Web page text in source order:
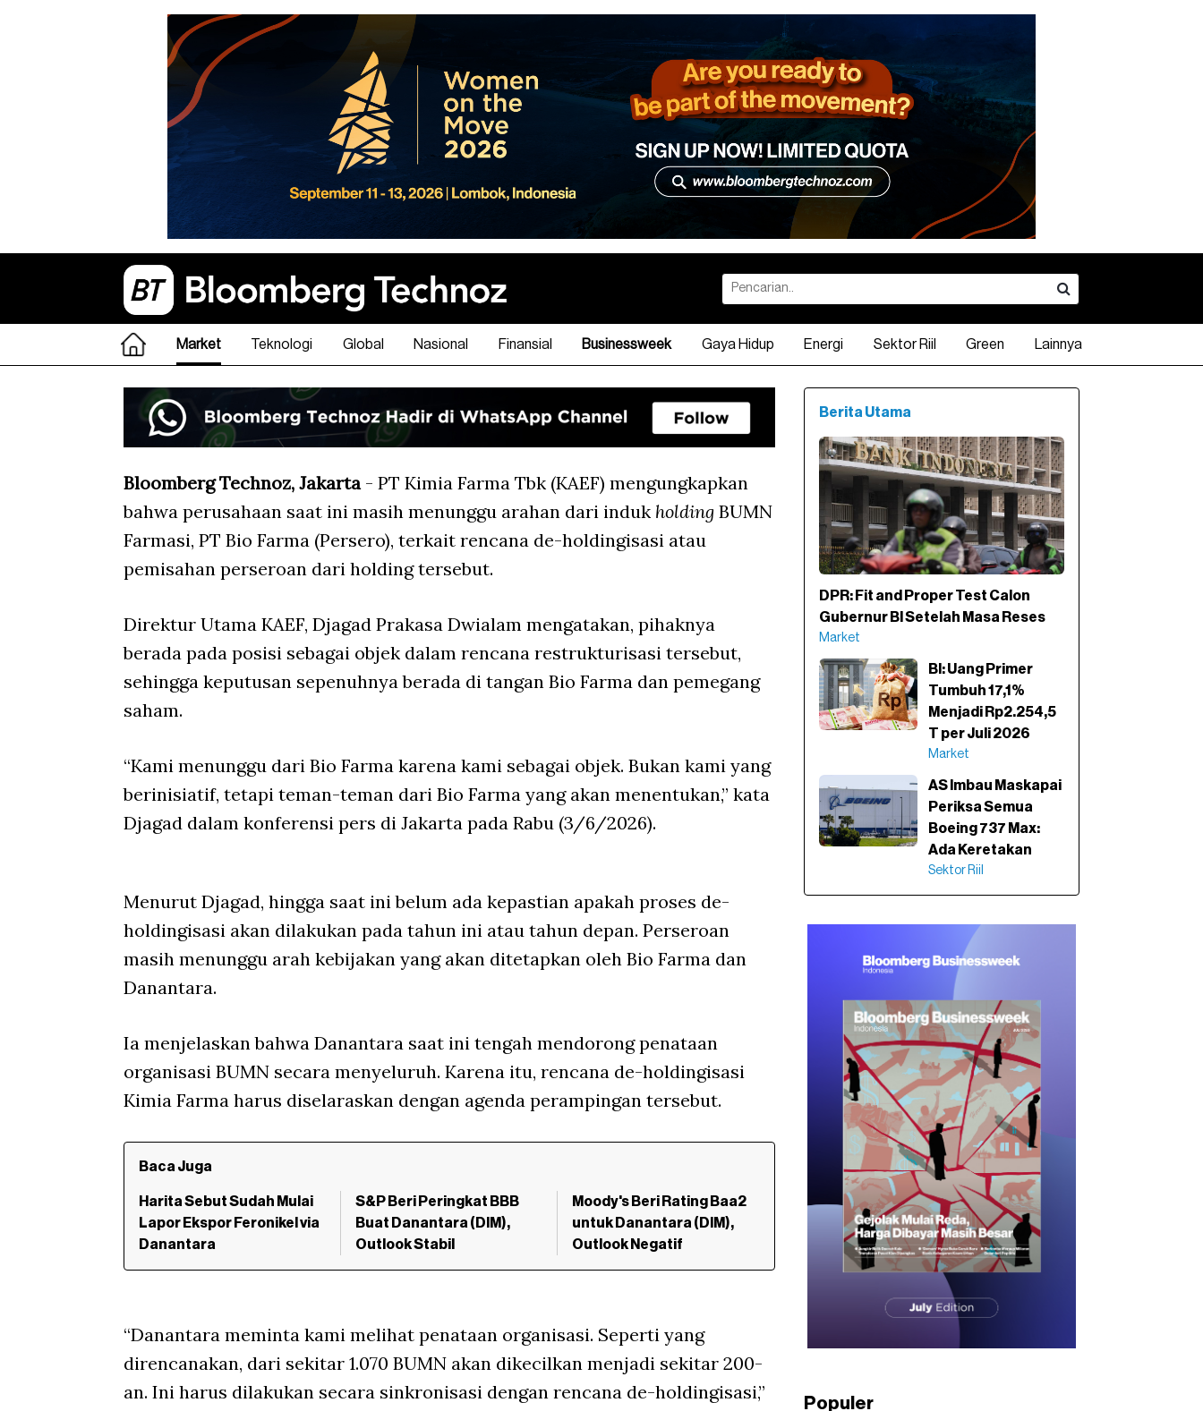
Market Teknologi Global Nasional Finansial Businessweek Gaya Hidup Energi Sektor Riil Green Lainnya
Bloomberg Technoz, Jakarta- PT Kimia Farma Tbk (KAEF) mengungkapkan
bahwa perusahaan saat ini masih menunggu arahan dari induk holding BUMN
Farmasi, PT Bio Farma (Persero), terkait rencana de-holdingisasi atau
pemisahan perseroan dari holding tersebut.
Direktur Utama KAEF, Djagad Prakasa Dwialam mengatakan, pihaknya
berada pada posisi sebagai objek dalam rencana restrukturisasi tersebut,
sehingga keputusan sepenuhnya berada di tangan Bio Farma dan pemegang
saham.
“Kami menunggu dari Bio Farma karena kami sebagai objek. Bukan kami yang
berinisiatif, tetapi teman-teman dari Bio Farma yang akan menentukan,” kata
Djagad dalam konferensi pers di Jakarta pada Rabu (3/6/2026).
Menurut Djagad, hingga saat ini belum ada kepastian apakah proses de-
holdingisasi akan dilakukan pada tahun ini atau tahun depan. Perseroan
masih menunggu arah kebijakan yang akan ditetapkan oleh Bio Farma dan
Danantara.
Ia menjelaskan bahwa Danantara saat ini tengah mendorong penataan
organisasi BUMN secara menyeluruh. Karena itu, rencana de-holdingisasi
Kimia Farma harus diselaraskan dengan agenda perampingan tersebut.
Baca Juga
Harita Sebut Sudah Mulai
Lapor Ekspor Feronikel via
Danantara
S&P Beri Peringkat BBB
Buat Danantara (DIM),
Outlook Stabil
Moody's Beri Rating Baa2
untuk Danantara (DIM),
Outlook Negatif
“Danantara meminta kami melihat penataan organisasi. Seperti yang
direncanakan, dari sekitar 1.070 BUMN akan dikecilkan menjadi sekitar 200-
an. Ini harus dilakukan secara sinkronisasi dengan rencana de-holdingisasi,”
Berita Utama
DPR: Fit and Proper Test Calon
Gubernur BI Setelah Masa Reses
Market
BI: Uang Primer
Tumbuh 17,1%
Menjadi Rp2.254,5
T per Juli 2026
Market
AS Imbau Maskapai
Periksa Semua
Boeing 737 Max:
Ada Keretakan
Sektor Riil
Populer